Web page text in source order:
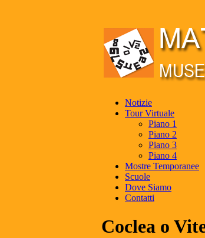
Notizie
Tour Virtuale
Piano 1
Piano 2
Piano 3
Piano 4
Mostre Temporanee
Scuole
Dove Siamo
Contatti
Coclea o